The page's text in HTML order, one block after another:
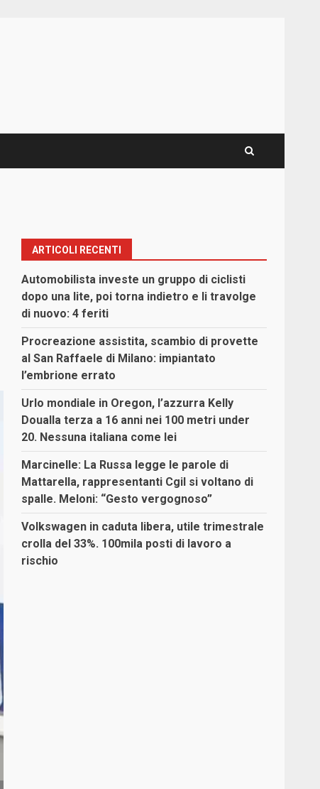
ARTICOLI RECENTI
Automobilista investe un gruppo di ciclisti
dopo una lite, poi torna indietro e li travolge
di nuovo: 4 feriti
Procreazione assistita, scambio di provette
al San Raffaele di Milano: impiantato
l’embrione errato
Urlo mondiale in Oregon, l’azzurra Kelly
Doualla terza a 16 anni nei 100 metri under
20. Nessuna italiana come lei
Marcinelle: La Russa legge le parole di
Mattarella, rappresentanti Cgil si voltano di
spalle. Meloni: “Gesto vergognoso”
Volkswagen in caduta libera, utile trimestrale
crolla del 33%. 100mila posti di lavoro a
rischio